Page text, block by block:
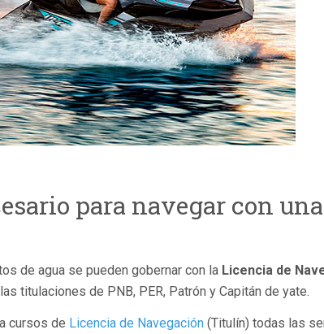
para navegar con una
de agua se pueden gobernar con la Licencia de
titulaciones de PNB, PER, Patrón y Capitán de yate.
cursos de Licencia de Navegación (Titulín) todas las